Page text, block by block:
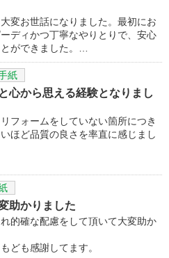
変お世話になりました。最初にお
ディかつ丁寧なやりとりで、安心
ができました。…
紙
心から思える経験となりまし
フォームをしていない箇所につき
ほど品質の良さを率直に感じまし
助かりました
的確な配慮をして頂いて大変助か
ども感謝してます。